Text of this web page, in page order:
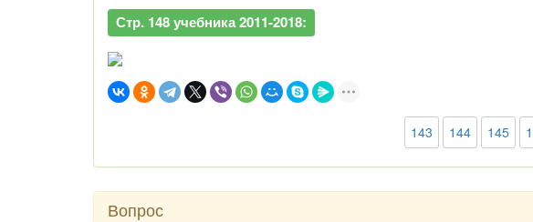
Стр. 148 учебника 2011-2018:
143 144 145
Вопрос